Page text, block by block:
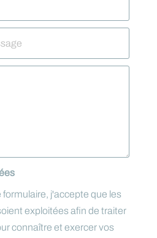
j'accepte que les
exploitées afin de traiter
connaître et exercer vos